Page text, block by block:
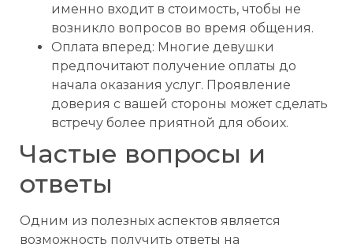
именно входит в стоимость, чтобы не
возникло вопросов во время общения.
Оплата вперед: Многие девушки
предпочитают получение оплаты до
начала оказания услуг. Проявление
доверия с вашей стороны может сделать
встречу более приятной для обоих.
Частые вопросы и
ответы
Одним из полезных аспектов является
возможность получить ответы на